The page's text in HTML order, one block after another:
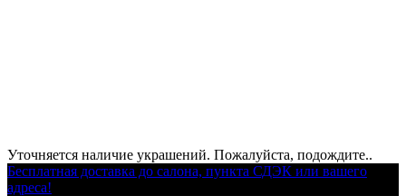
Уточняется наличие украшений. Пожалуйста, подождите..
Бесплатная доставка до салона, пункта СДЭК или вашего
адреса!